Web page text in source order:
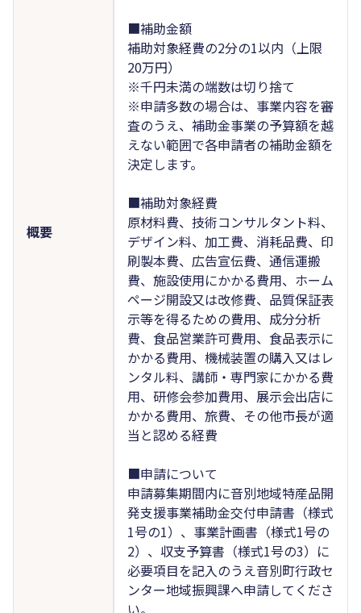
概要
■補助金額
補助対象経費の2分の1以内（上限
20万円）
※千円未満の端数は切り捨て
※申請多数の場合は、事業内容を審
査のうえ、補助金事業の予算額を越
えない範囲で各申請者の補助金額を
決定します。
■補助対象経費
原材料費、技術コンサルタント料、
デザイン料、加工費、消耗品費、印
刷製本費、広告宣伝費、通信運搬
費、施設使用にかかる費用、ホーム
ページ開設又は改修費、品質保証表
示等を得るための費用、成分分析
費、食品営業許可費用、食品表示に
かかる費用、機械装置の購入又はレ
ンタル料、講師・専門家にかかる費
用、研修会参加費用、展示会出店に
かかる費用、旅費、その他市長が適
当と認める経費
■申請について
申請募集期間内に音別地域特産品開
発支援事業補助金交付申請書（様式
1号の1）、事業計画書（様式1号の
2）、収支予算書（様式1号の3）に
必要項目を記入のうえ音別町行政セ
ンター地域振興課へ申請してくださ
い。